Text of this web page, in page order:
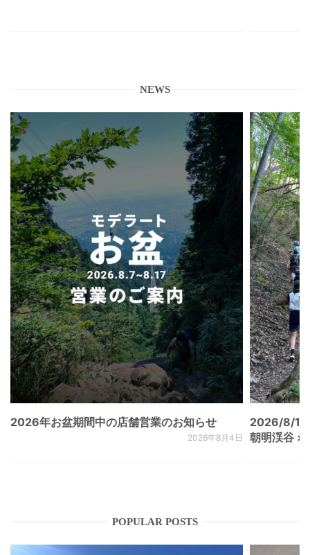
NEWS
2026年お盆期間中の店舗営業のお知らせ
2026年8月4日
2026/8/
朝明渓谷 ×
POPULAR POSTS